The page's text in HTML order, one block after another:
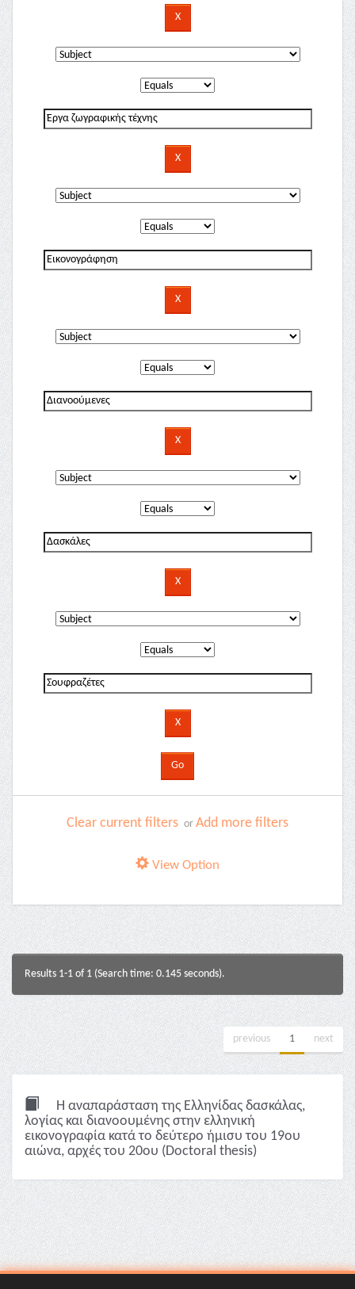
Clear current filters or Add more filters
View Option
Results 1-1 of 1 (Search time: 0.145 seconds).
previous 1 next
Η αναπαράσταση της Ελληνίδας δασκάλας,
λoγίας και διανοουμένης στην ελληνική
εικονογραφία κατά το δεύτερο ήμισυ του 19ου
αιώνα, αρχές του 20ου (Doctoral thesis)